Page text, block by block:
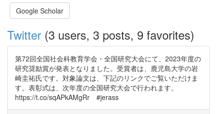
Google Scholar
Twitter (3 users, 3 posts, 9 favorites)
第72回全国社会科教育学会・全国研究大会にて、2023年度の
研究奨励賞が発表となりました。受賞者は、鹿児島大学の岩
崎圭祐氏です。対象論文は、下記のリンクでご覧いただけま
す。表彰式は、次年度の全国研究大会で行われます。
https://t.co/sqAPkAMgRr #jerass